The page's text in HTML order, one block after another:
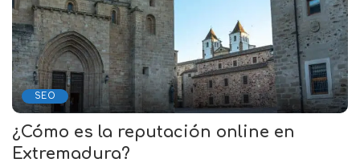
SEO
¿Cómo es la reputación online en
Extremadura?